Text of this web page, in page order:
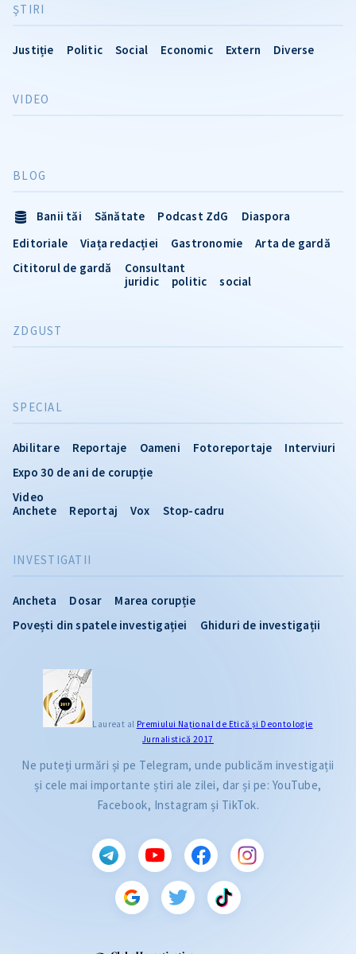
ŞTIRI
Justiție Politic Social Economic Extern Diverse
INVESTIGATII
Ancheta Dosar
Marea corupție
Povești din spatele investigației
Ghiduri de investigații
VIDEO
SPECIAL
Abilitare Reportaje Oameni Fotoreportaje
Interviuri
Expo 30 de ani de corupție
Video
Anchete
Reportaj Vox Stop-cadru
BLOG
Banii tăi Sănătate Podcast ZdG
Diaspora
Editoriale
Viața redacției Gastronomie
Arta de gardă
Cititorul de gardă
Consultant
juridic
politic social
ZDGUST
Laureat al Premiului Naţional de Etică și Deontologie
Jurnalistică 2017
Ne puteți urmări și pe Telegram, unde publicăm investigații
și cele mai importante știri ale zilei, dar și pe: YouTube,
Facebook, Instagram și TikTok.